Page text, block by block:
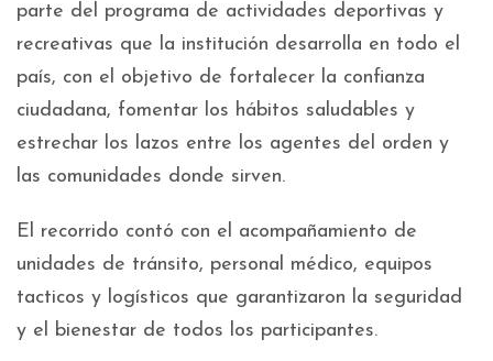
parte del programa de actividades deportivas y
recreativas que la institución desarrolla en todo el
país, con el objetivo de fortalecer la confianza
ciudadana, fomentar los hábitos saludables y
estrechar los lazos entre los agentes del orden y
las comunidades donde sirven.
El recorrido contó con el acompañamiento de
unidades de tránsito, personal médico, equipos
tacticos y logísticos que garantizaron la seguridad
y el bienestar de todos los participantes.